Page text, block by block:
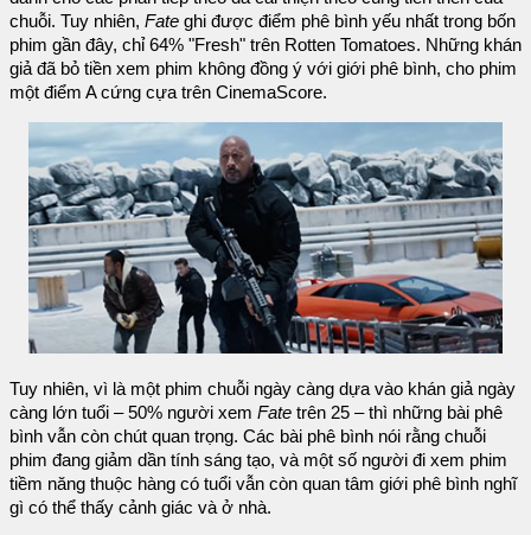
chuỗi. Tuy nhiên, Fate ghi được điểm phê bình yếu nhất trong bốn
phim gần đây, chỉ 64% "Fresh" trên Rotten Tomatoes. Những khán
giả đã bỏ tiền xem phim không đồng ý với giới phê bình, cho phim
một điểm A cứng cựa trên CinemaScore.
Tuy nhiên, vì là một phim chuỗi ngày càng dựa vào khán giả ngày
càng lớn tuổi – 50% người xem Fate trên 25 – thì những bài phê
bình vẫn còn chút quan trọng. Các bài phê bình nói rằng chuỗi
phim đang giảm dần tính sáng tạo, và một số người đi xem phim
tiềm năng thuộc hàng có tuổi vẫn còn quan tâm giới phê bình nghĩ
gì có thể thấy cảnh giác và ở nhà.